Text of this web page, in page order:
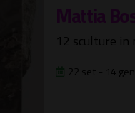
Mattia
12 sculture in
22 set - 14 gen